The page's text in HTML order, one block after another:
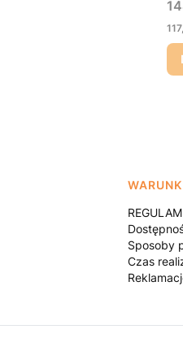
Sposoby
Czas